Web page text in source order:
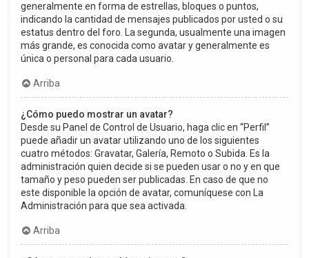
generalmente en forma de estrellas, bloques o puntos,
indicando la cantidad de mensajes publicados por usted o su
estatus dentro del foro. La segunda, usualmente una imagen
más grande, es conocida como avatar y generalmente es
única o personal para cada usuario.
Arriba
¿Cómo puedo mostrar un avatar?
Desde su Panel de Control de Usuario, haga clic en “Perfil”
puede añadir un avatar utilizando uno de los siguientes
cuatro métodos: Gravatar, Galería, Remoto o Subida. Es la
administración quien decide si se pueden usar o no y en que
tamaño y peso pueden ser publicadas. En caso de que no
este disponible la opción de avatar, comuníquese con La
Administración para que sea activada.
Arriba